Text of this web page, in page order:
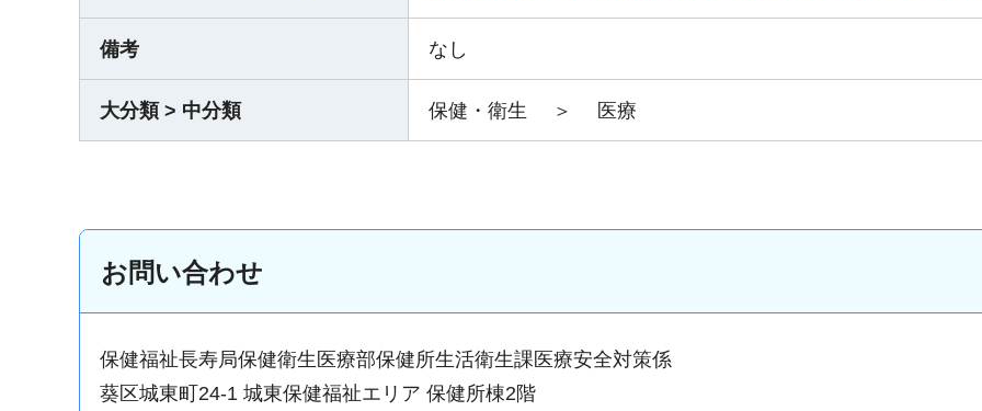
備考 なし
大分類 > 中分類 保健・衛生 ＞ 医療
お問い合わせ
保健福祉長寿局保健衛生医療部保健所生活衛生課医療安全対策係
葵区城東町24-1 城東保健福祉エリア 保健所棟2階